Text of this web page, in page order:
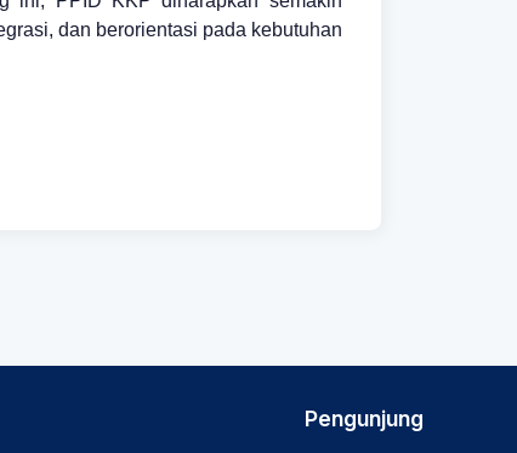
dan berorientasi pada kebutuhan
Pengunjung